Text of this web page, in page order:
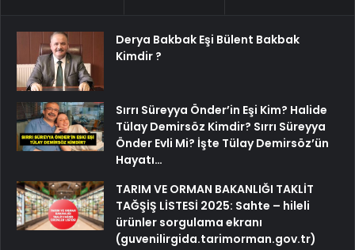
Derya Bakbak Eşi Bülent Bakbak
Kimdir ?
Sırrı Süreyya Önder’in Eşi Kim? Halide
Tülay Demirsöz Kimdir? Sırrı Süreyya
Önder Evli Mi? İşte Tülay Demirsöz’ün
Hayatı…
TARIM VE ORMAN BAKANLIĞI TAKLİT
TAĞŞİŞ LİSTESİ 2025: Sahte – hileli
ürünler sorgulama ekranı
(guvenilirgida.tarimorman.gov.tr)